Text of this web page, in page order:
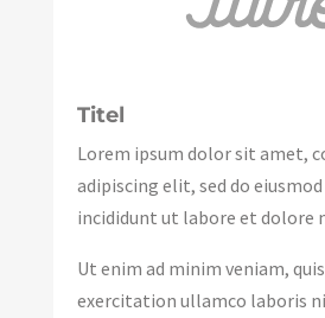
Titel
Lorem ipsum dolor sit amet,
adipiscing elit, sed do
incididunt ut labore et dolore
Ut enim ad minim veniam,
exercitation ullamco laboris